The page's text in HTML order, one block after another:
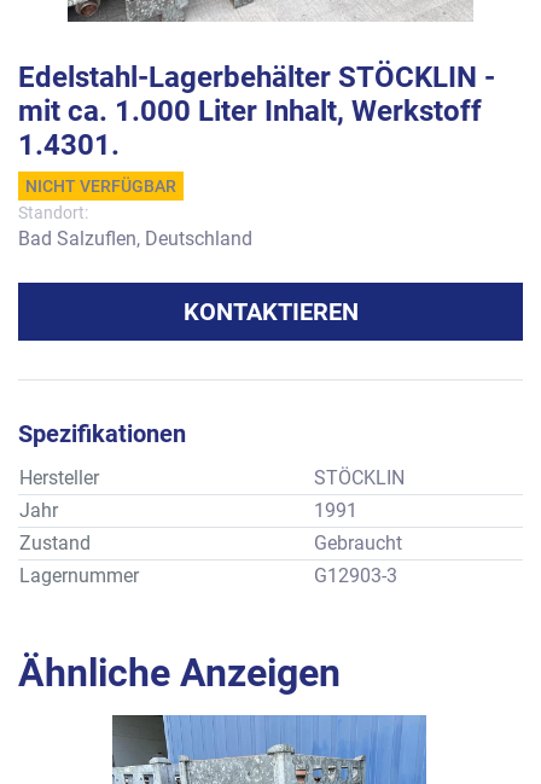
Edelstahl-Lagerbehälter STÖCKLIN -
mit ca. 1.000 Liter Inhalt, Werkstoff
1.4301.
NICHT VERFÜGBAR
Standort:
Bad Salzuflen, Deutschland
KONTAKTIEREN
Spezifikationen
Hersteller
STÖCKLIN
Jahr
1991
Zustand
Gebraucht
Lagernummer
G12903-3
Ähnliche Anzeigen